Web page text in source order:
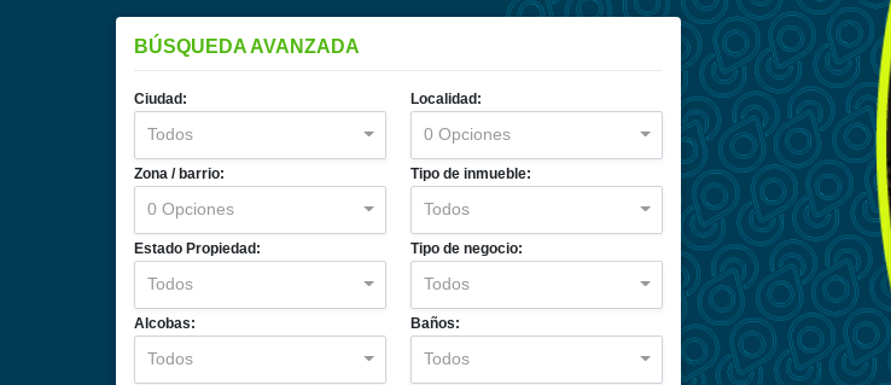
BÚSQUEDA AVANZADA
Ciudad:
Todos
Localidad:
0 Opciones
Zona / barrio:
0 Opciones
Tipo de inmueble:
Todos
Estado Propiedad:
Todos
Tipo de negocio:
Todos
Alcobas:
Todos
Baños:
Todos